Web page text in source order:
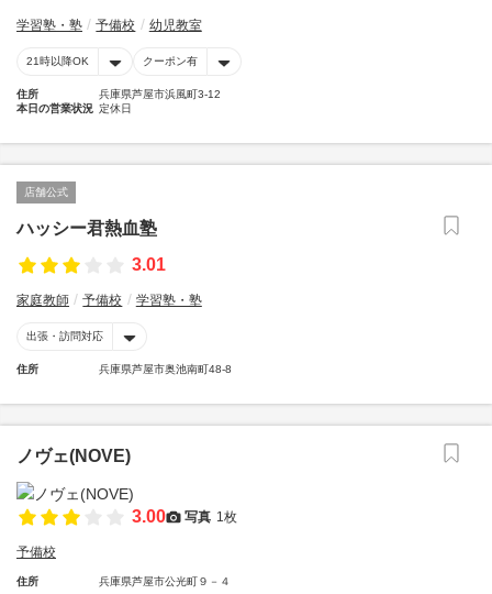
学習塾・塾 予備校 幼児教室
21時以降OK クーポン有
住所
兵庫県芦屋市浜風町3-12
本日の営業状況 定休日
店舗公式
ハッシー君熱血塾
3.01
家庭教師 予備校 学習塾・塾
出張・訪問対応
住所 兵庫県芦屋市奥池南町48-8
ノヴェ(NOVE)
3.00 写真 1枚
予備校
住所 兵庫県芦屋市公光町９－４